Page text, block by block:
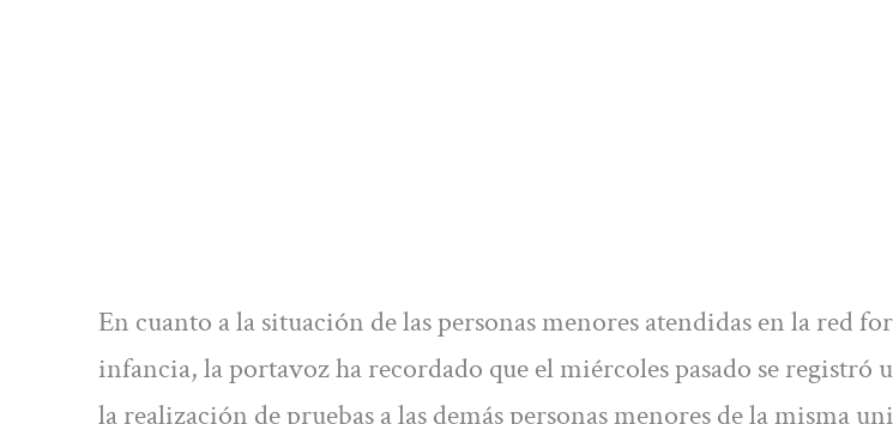
En cuanto a la situación de las personas menores atendidas en la red
infancia, la portavoz ha recordado que el miércoles pasado se registró
la realización de pruebas a las demás personas menores de la misma